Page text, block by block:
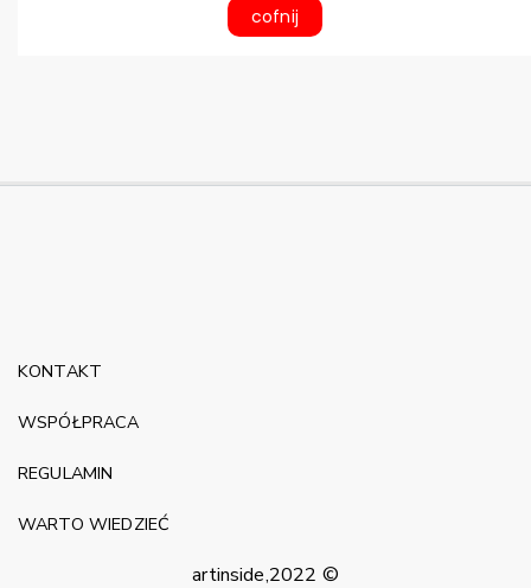
cofnij
artinside,2022 ©
KONTAKT
WSPÓŁPRACA
REGULAMIN
WARTO WIEDZIEĆ